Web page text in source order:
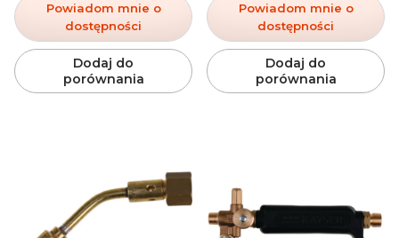
Powiadom mnie o
dostępności
Dodaj do
porównania
Powiadom mnie o
dostępności
Dodaj do
porównania